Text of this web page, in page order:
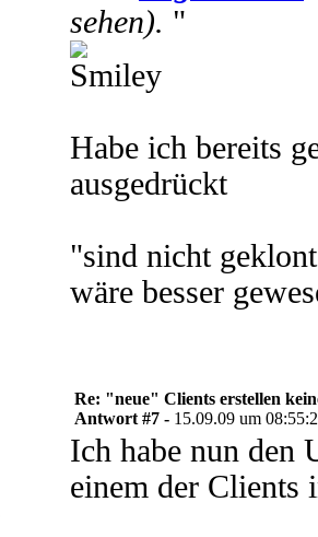
sehen). "
Habe ich bereits
ausgedrückt
"sind nicht
wäre besser
Re: "neue" Clients erstellen
Antwort #7 - 15.09.09 um
Ich habe nun den
einem der Clients